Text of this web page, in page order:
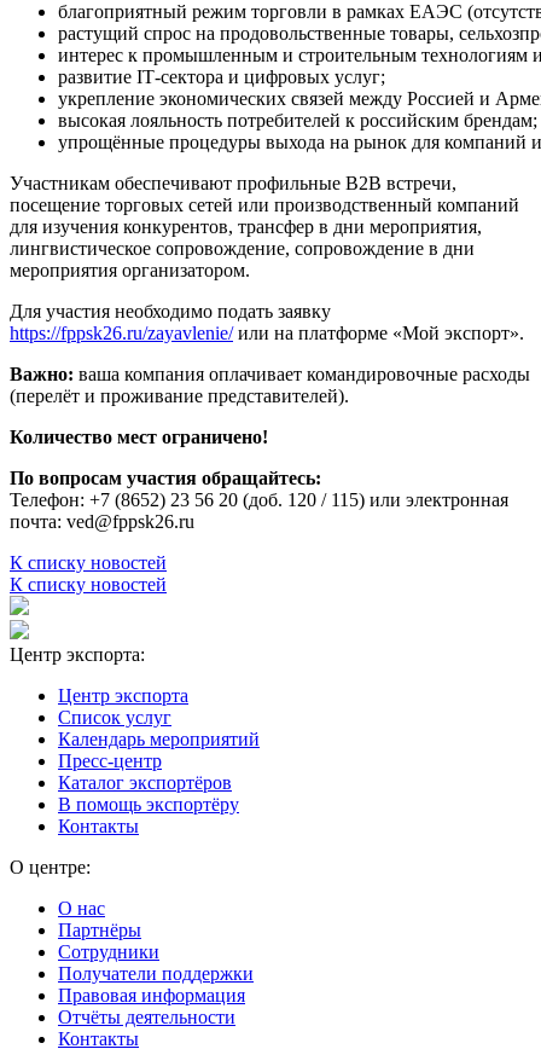
благоприятный режим торговли в рамках ЕАЭС
растущий спрос на продовольственные товары,
интерес к промышленным и строительным технологиям
развитие IT‑сектора и цифровых услуг;
укрепление экономических связей между Россией и
высокая лояльность потребителей к российским брендам;
упрощённые процедуры выхода на рынок для компаний
Участникам обеспечивают профильные В2В встречи,
посещение торговых сетей или производственный компаний
для изучения конкурентов, трансфер в дни мероприятия,
лингвистическое сопровождение, сопровождение в дни
мероприятия организатором.
Для участия необходимо подать заявку
https://fppsk26.ru/zayavlenie/или на платформе «Мой экспорт».
Важно: ваша компания оплачивает командировочные расходы
(перелёт и проживание представителей).
Количество мест ограничено!
По вопросам участия обращайтесь:
Телефон: +7 (8652) 23 56 20 (доб. 120 / 115) или электронная
почта: ved@fppsk26.ru
К списку новостей
К списку новостей
Центр экспорта:
Центр экспорта
Список услуг
Календарь мероприятий
Пресс-центр
Каталог экспортёров
В помощь экспортёру
Контакты
О центре:
О нас
Партнёры
Сотрудники
Получатели поддержки
Правовая информация
Отчёты деятельности
Контакты